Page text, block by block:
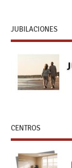
JUBILACIONES
CENTROS